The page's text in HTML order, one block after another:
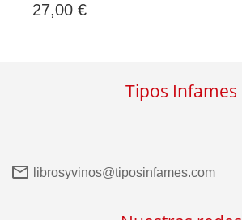
27,00 €
Tipos Infames
librosyvinos@tiposinfames.com